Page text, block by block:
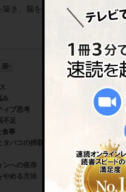
き、脳を健康のまま維持するた
み
ィブ思考
不足
食事
バコの摂取
ンへの依存
やめる方法